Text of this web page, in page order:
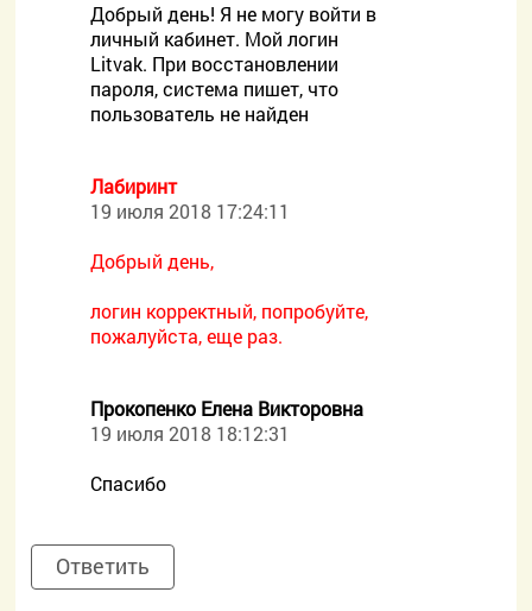
Добрый день! Я не могу войти в
личный кабинет. Мой логин
Litvak. При восстановлении
пароля, система пишет, что
пользователь не найден
Лабиринт
19 июля 2018 17:24:11
Добрый день,
логин корректный, попробуйте,
пожалуйста, еще раз.
Прокопенко Елена Викторовна
19 июля 2018 18:12:31
Спасибо
Ответить